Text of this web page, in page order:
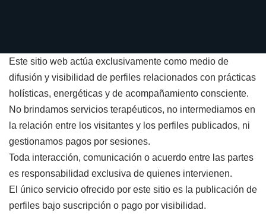
Este sitio web actúa exclusivamente como medio de
difusión y visibilidad de perfiles relacionados con prácticas
holísticas, energéticas y de acompañamiento consciente.
No brindamos servicios terapéuticos, no intermediamos en
la relación entre los visitantes y los perfiles publicados, ni
gestionamos pagos por sesiones.
Toda interacción, comunicación o acuerdo entre las partes
es responsabilidad exclusiva de quienes intervienen.
El único servicio ofrecido por este sitio es la publicación de
perfiles bajo suscripción o pago por visibilidad.